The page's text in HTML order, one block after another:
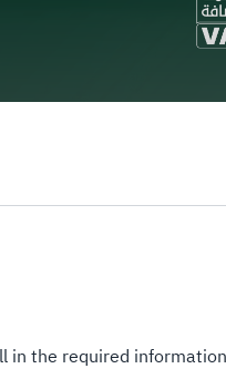
in the required